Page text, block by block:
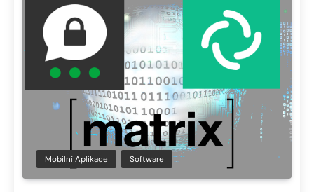
Mobilní Aplikace Software